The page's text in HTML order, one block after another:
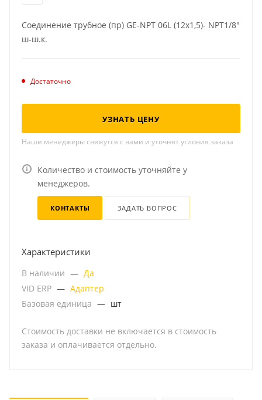
Соединение трубное (пр) GE-NPT 06L (12x1,5)- NPT1/8"
ш-ш.к.
Достаточно
УЗНАТЬ ЦЕНУ
Наши менеджеры свяжутся с вами и уточнят условия заказа
Количество и стоимость уточняйте у
менеджеров.
КОНТАКТЫ ЗАДАТЬ ВОПРОС
Характеристики
В наличии — Да
VID ERP — Адаптер
Базовая единица — шт
Стоимость доставки не включается в стоимость
заказа и оплачивается отдельно.